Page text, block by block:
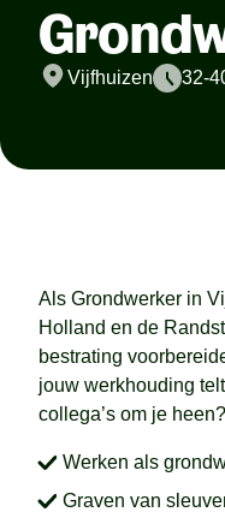
Vijfhuizen 32-
Als Grondwerker in
Holland en de
bestrating
jouw werkhouding
collega’s om je
Werken als
Graven van